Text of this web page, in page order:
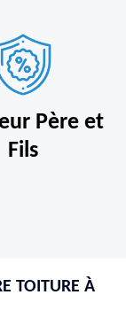
Père et
Fils
TOITURE À